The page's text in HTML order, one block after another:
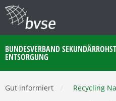
BUNDESVERBAND
ENTSORGUNG
Gut informiert Recycling